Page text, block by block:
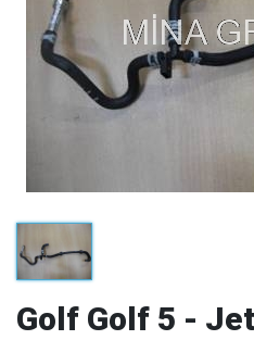
Golf Golf 5 -